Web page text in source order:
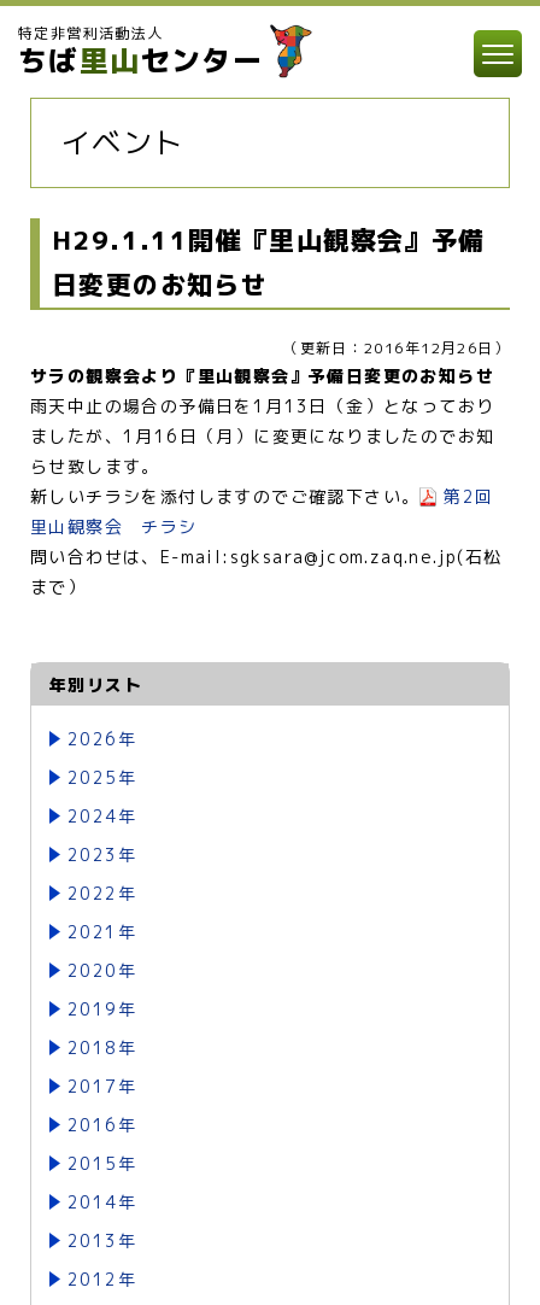
特定非営利活動法人
ちば里山センター
イベント
H29.1.11開催『里山観察会』予備
日変更のお知らせ
（更新日：2016年12月26日）
サラの観察会より『里山観察会』予備日変更のお知らせ
雨天中止の場合の予備日を1月13日（金）となっており
ましたが、1月16日（月）に変更になりましたのでお知
らせ致します。
新しいチラシを添付しますのでご確認下さい。
第2回
里山観察会 チラシ
問い合わせは、E-mail:sgksara@jcom.zaq.ne.jp(石松
まで）
年別リスト
2026年
2025年
2024年
2023年
2022年
2021年
2020年
2019年
2018年
2017年
2016年
2015年
2014年
2013年
2012年